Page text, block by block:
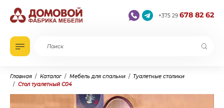
+375 29 678 82 62
Главная Каталог Мебель для спальни
Туалетные столики
Стол туалетный С04